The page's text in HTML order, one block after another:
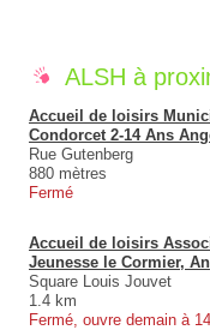
ALSH à
Accueil de loisirs
Condorcet 2-14 Ans
Rue Gutenberg
880 mètres
Fermé
Accueil de loisirs
Jeunesse le Cormier,
Square Louis Jouvet
1.4 km
Fermé, ouvre demain à